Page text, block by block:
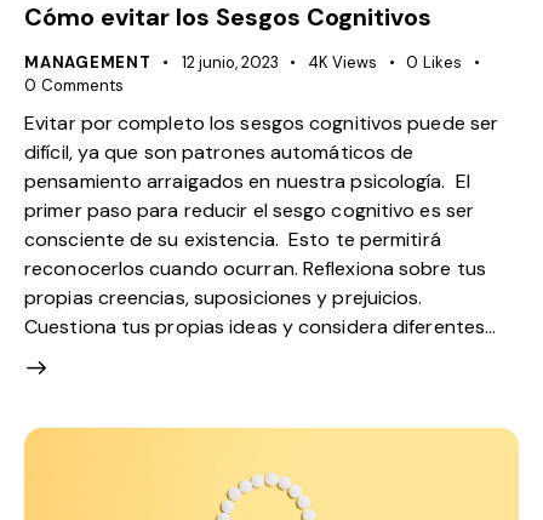
Cómo evitar los Sesgos Cognitivos
MANAGEMENT 12 junio, 2023 4K Views 0 Likes
0 Comments
Evitar por completo los sesgos cognitivos puede ser
difícil, ya que son patrones automáticos de
pensamiento arraigados en nuestra psicología. El
primer paso para reducir el sesgo cognitivo es ser
consciente de su existencia. Esto te permitirá
reconocerlos cuando ocurran. Reflexiona sobre tus
propias creencias, suposiciones y prejuicios.
Cuestiona tus propias ideas y considera diferentes…